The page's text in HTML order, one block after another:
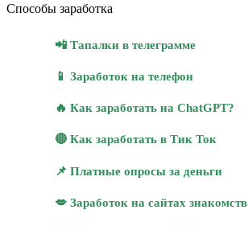
Способы заработка
📲 Тапалки в телеграмме
📱 Заработок на телефон
🔥 Как заработать на ChatGPT?
🔴 Как заработать в Тик Ток
📌 Платные опросы за деньги
💋 Заработок на сайтах знакомств